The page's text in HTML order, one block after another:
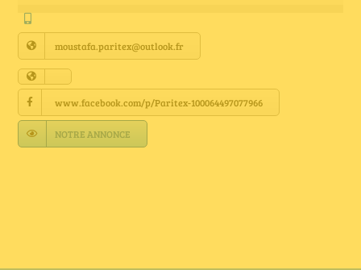
Annuaire Fournisseurs
Actualités
Contact
moustafa.paritex@outlook.fr
www.facebook.com/p/Paritex-100064497077966
NOTRE ANNONCE